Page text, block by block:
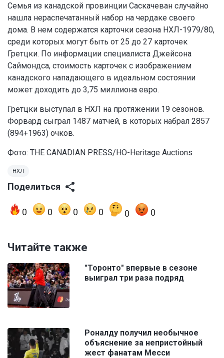
Семья из канадской провинции Саскачеван случайно
нашла нераспечатанный набор на чердаке своего
дома. В нем содержатся карточки сезона НХЛ-1979/80,
среди которых могут быть от 25 до 27 карточек
Гретцки. По информации специалиста Джейсона
Саймондса, стоимость карточек с изображением
канадского нападающего в идеальном состоянии
может доходить до 3,75 миллиона евро.
Гретцки выступал в НХЛ на протяжении 19 сезонов.
Форвард сыграл 1487 матчей, в которых набрал 2857
(894+1963) очков.
Фото: THE CANADIAN PRESS/HO-Heritage Auctions
НХЛ
Поделиться
0 0 0 0 0 0
Читайте также
"Торонто" впервые в сезоне
выиграл три раза подряд
Роналду получил необычное
объяснение за непристойный
жест фанатам Месси